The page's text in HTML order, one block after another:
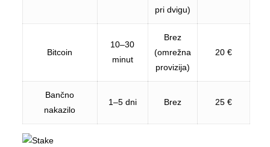
pri dvigu)
Bitcoin
10–30
minut
Brez
(omrežna
provizija)
20 €
Bančno
nakazilo
1–5 dni Brez 25 €